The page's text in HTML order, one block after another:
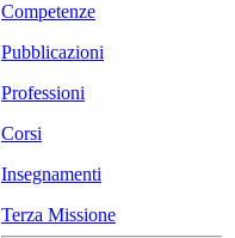
Competenze
Pubblicazioni
Professioni
Corsi
Insegnamenti
Terza Missione